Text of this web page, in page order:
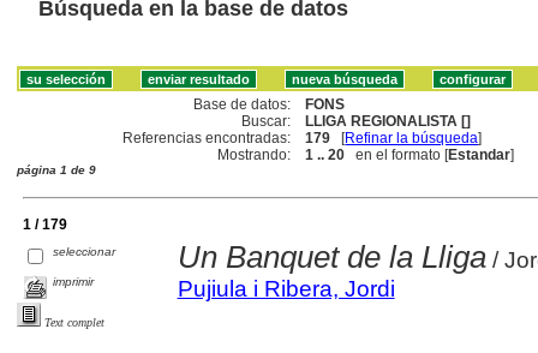
Búsqueda en la base de datos
Base de datos:
FONS
Buscar:
LLIGA REGIONALISTA []
Referencias encontradas:
179 [Refinar la búsqueda]
Mostrando:
1 .. 20 en el formato [Estandar]
página 1 de 9
1 / 179
seleccionar
imprimir
Text complet
Un Banquet de la Lliga/
Pujiula i Ribera, Jordi